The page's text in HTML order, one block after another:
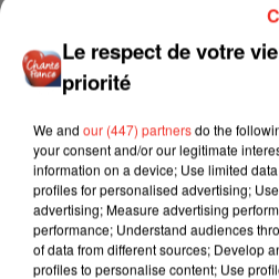
LES INTERVIEWS
Le respect de votre
priorité
We and our (447) partnersdo the
your consent and/or our legitimate
information on a device; Use limited
profiles for personalised advertising;
advertising; Measure advertising
performance; Understand audiences
of data from different sources; Develop
profiles to personalise content; Use